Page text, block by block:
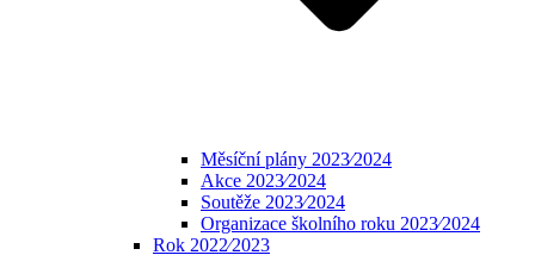
Měsíční plány 2023⁄2024
Akce 2023⁄2024
Soutěže 2023⁄2024
Organizace školního roku 2023⁄2024
Rok 2022⁄2023